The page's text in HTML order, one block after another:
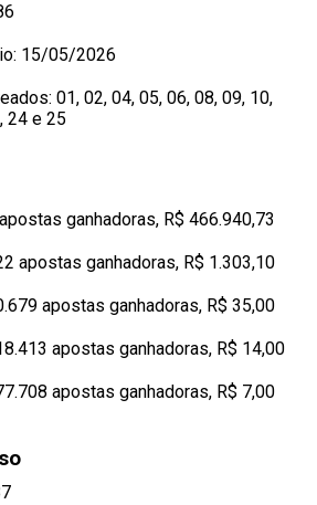
15/05/2026
01, 02, 04, 05, 06, 08, 09, 10,
24 e 25
ganhadoras, R$ 466.940,73
apostas ganhadoras, R$ 1.303,10
apostas ganhadoras, R$ 35,00
apostas ganhadoras, R$ 14,00
apostas ganhadoras, R$ 7,00